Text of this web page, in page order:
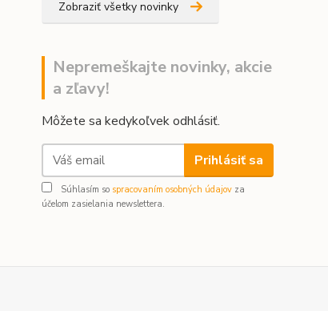
Zobraziť všetky novinky
Nepremeškajte novinky, akcie
a zľavy!
Môžete sa kedykoľvek odhlásiť.
Prihlásiť sa
Súhlasím so spracovaním osobných údajov za
účelom zasielania newslettera.